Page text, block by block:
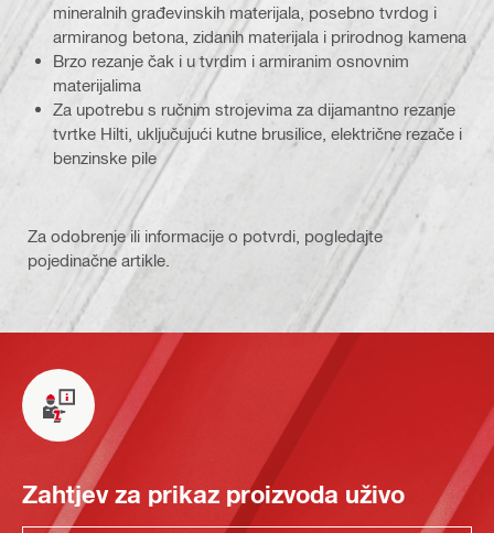
mineralnih građevinskih materijala, posebno tvrdog i
armiranog betona, zidanih materijala i prirodnog kamena
Brzo rezanje čak i u tvrdim i armiranim osnovnim
materijalima
Za upotrebu s ručnim strojevima za dijamantno rezanje
tvrtke Hilti, uključujući kutne brusilice, električne rezače i
benzinske pile
Za odobrenje ili informacije o potvrdi, pogledajte
pojedinačne artikle.
Zahtjev za prikaz proizvoda uživo